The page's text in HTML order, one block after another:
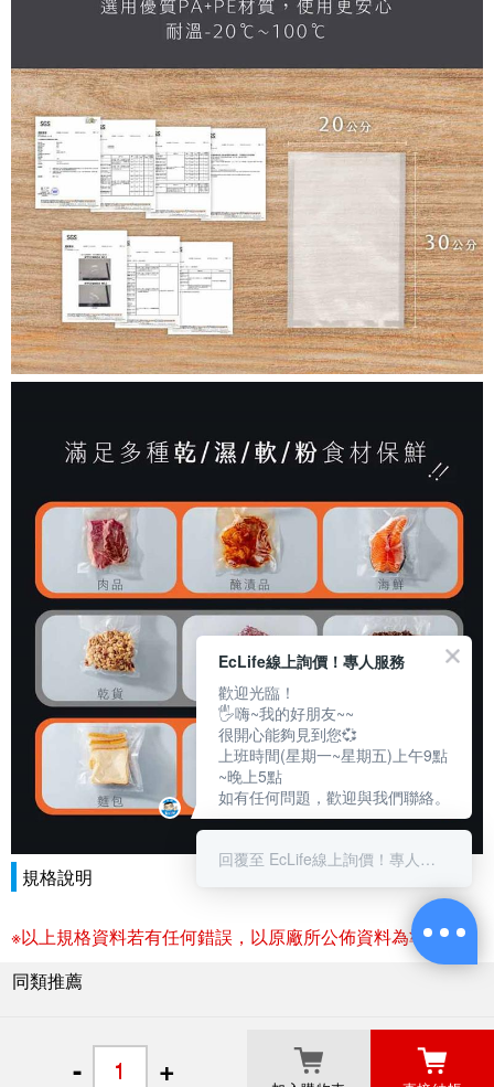
- +
規格說明
※以上規格資料若有任何錯誤，以原廠所公佈資料為準。
同類推薦
關於良興
EcLife線上詢價！專人服務
歡迎光臨！
🖐嗨~我的好朋友~~
很開心能夠見到您💞
上班時間(星期一~星期五)上午9點
~晚上5點
如有任何問題，歡迎與我們聯絡。
回覆至 EcLife線上詢價！專人服務